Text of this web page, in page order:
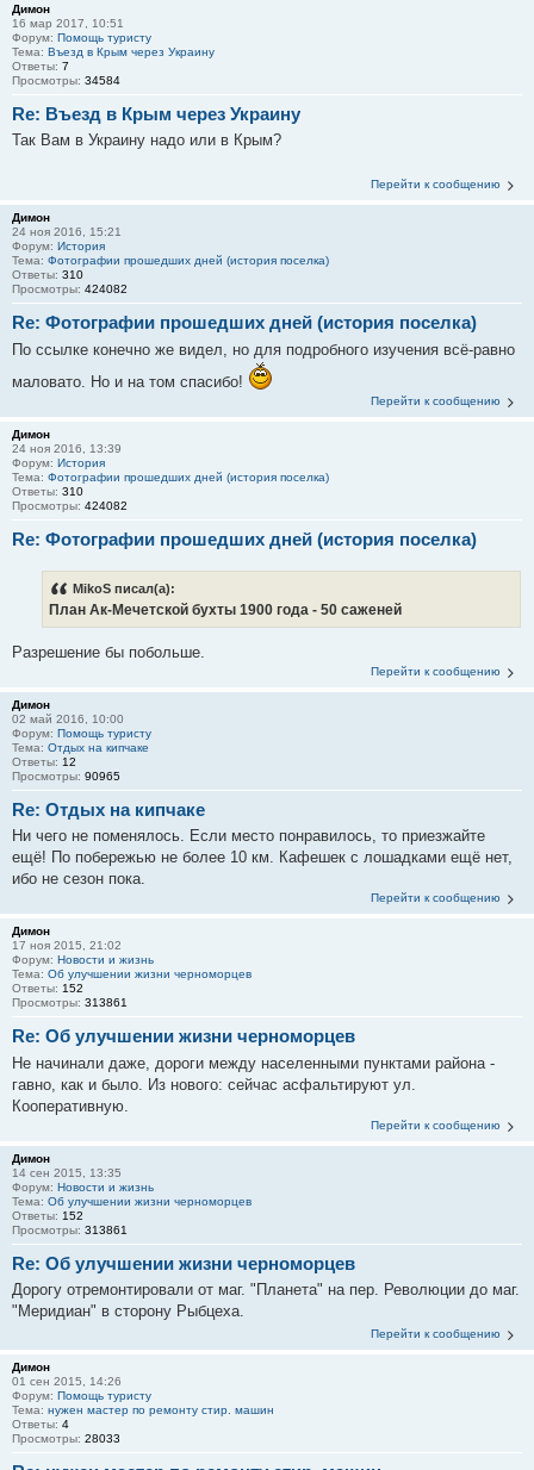
Димон
16 мар 2017, 10:51
Форум: Помощь туристу
Тема: Въезд в Крым через Украину
Ответы: 7
Просмотры: 34584
Re: Въезд в Крым через Украину
Так Вам в Украину надо или в Крым?
Перейти к сообщению
Димон
24 ноя 2016, 15:21
Форум: История
Тема: Фотографии прошедших дней (история поселка)
Ответы: 310
Просмотры: 424082
Re: Фотографии прошедших дней (история поселка)
По ссылке конечно же видел, но для подробного изучения всё-равно
маловато. Но и на том спасибо!
Перейти к сообщению
Димон
24 ноя 2016, 13:39
Форум: История
Тема: Фотографии прошедших дней (история поселка)
Ответы: 310
Просмотры: 424082
Re: Фотографии прошедших дней (история поселка)
MikoS писал(а):
План Ак-Мечетской бухты 1900 года - 50 саженей
Разрешение бы побольше.
Перейти к сообщению
Димон
02 май 2016, 10:00
Форум: Помощь туристу
Тема: Отдых на кипчаке
Ответы: 12
Просмотры: 90965
Re: Отдых на кипчаке
Ни чего не поменялось. Если место понравилось, то приезжайте
ещё! По побережью не более 10 км. Кафешек с лошадками ещё нет,
ибо не сезон пока.
Перейти к сообщению
Димон
17 ноя 2015, 21:02
Форум: Новости и жизнь
Тема: Об улучшении жизни черноморцев
Ответы: 152
Просмотры: 313861
Re: Об улучшении жизни черноморцев
Не начинали даже, дороги между населенными пунктами района -
гавно, как и было. Из нового: сейчас асфальтируют ул.
Кооперативную.
Перейти к сообщению
Димон
14 сен 2015, 13:35
Форум: Новости и жизнь
Тема: Об улучшении жизни черноморцев
Ответы: 152
Просмотры: 313861
Re: Об улучшении жизни черноморцев
Дорогу отремонтировали от маг. "Планета" на пер. Революции до маг.
"Меридиан" в сторону Рыбцеха.
Перейти к сообщению
Димон
01 сен 2015, 14:26
Форум: Помощь туристу
Тема: нужен мастер по ремонту стир. машин
Ответы: 4
Просмотры: 28033